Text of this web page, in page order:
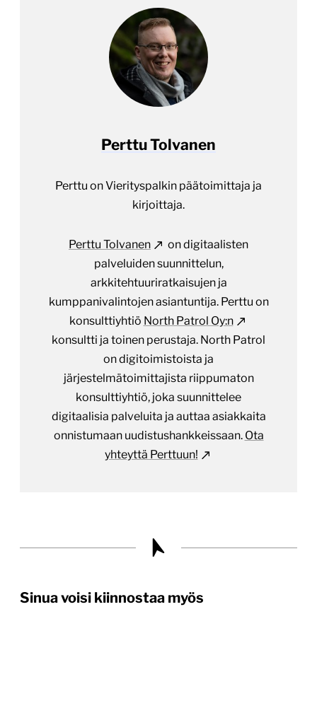
Perttu Tolvanen
Perttu on Vierityspalkin päätoimittaja ja
kirjoittaja.
Perttu Tolvanen
on digitaalisten
palveluiden suunnittelun,
arkkitehtuuriratkaisujen ja
kumppanivalintojen asiantuntija. Perttu on
konsulttiyhtiö North Patrol Oy:n
konsultti ja toinen perustaja. North Patrol
on digitoimistoista ja
järjestelmätoimittajista riippumaton
konsulttiyhtiö, joka suunnittelee
digitaalisia palveluita ja auttaa asiakkaita
onnistumaan uudistushankkeissaan. Ota
yhteyttä Perttuun!
Sinua voisi kiinnostaa myös